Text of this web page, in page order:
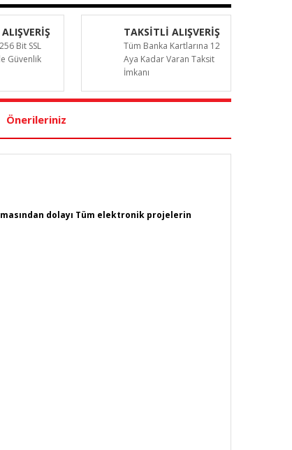
Bit SSL
Güvenlik
TAKSİTLİ ALIŞVERİŞ
Tüm Banka Kartlarına 12
Aya Kadar Varan Taksit
İmkanı
Önerileriniz
dolayı Tüm elektronik projelerin